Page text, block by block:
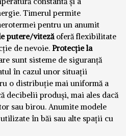
Timerul permite
pentru un anumit
putere/vitezăoferă flexibilitate
de nevoie. Protecție la
sunt sisteme de siguranță
în cazul unor situații
o distribuție mai uniformă a
decibelii produși, mai ales dacă
sau birou. Anumite modele
în băi sau alte spații cu